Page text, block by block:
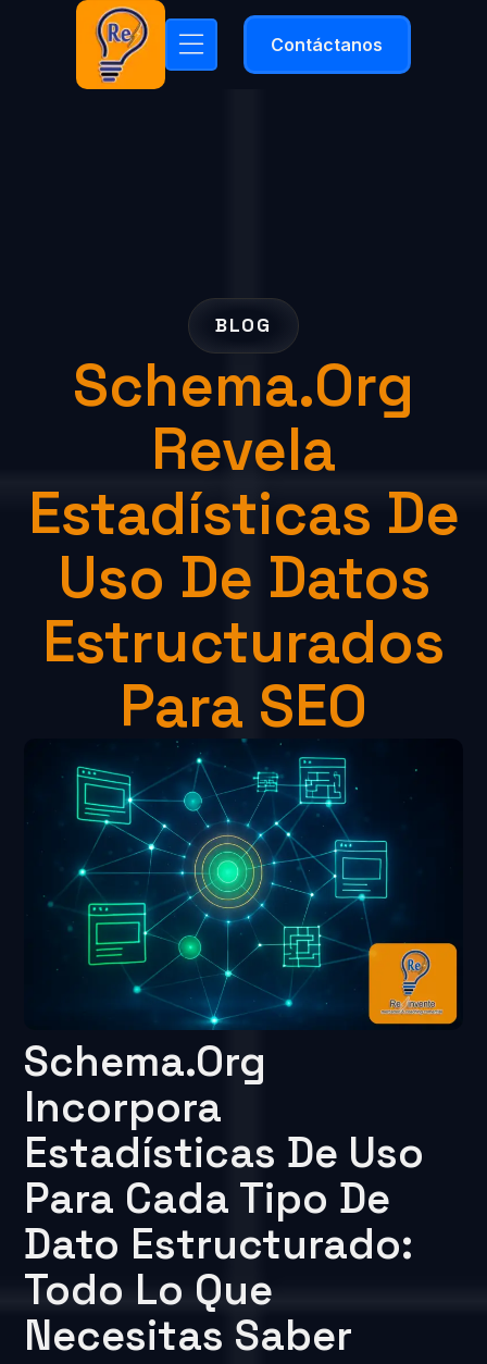
Contáctanos
BLOG
Schema.org
Revela
Estadísticas De
Uso De Datos
Estructurados
Para SEO
Schema.org
Incorpora
Estadísticas De Uso
Para Cada Tipo De
Dato Estructurado:
Todo Lo Que
Necesitas Saber